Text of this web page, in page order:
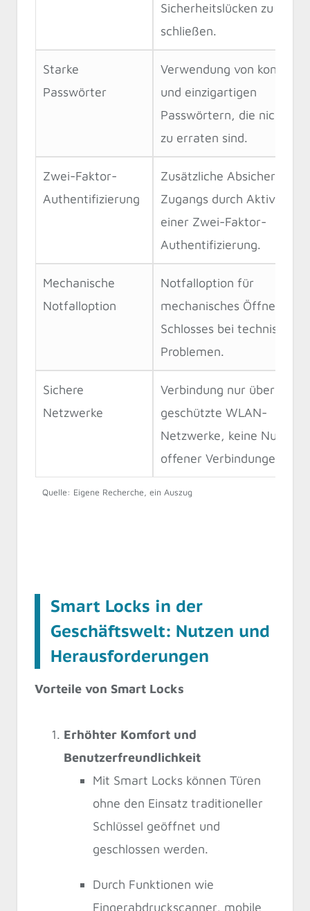
Sicherheitslücken zu
schließen.
Starke
Passwörter
Verwendung von
und einzigartigen
Passwörtern, die nicht
zu erraten sind.
Zwei-Faktor-
Authentifizierung
Zusätzliche Absicherung
Zugangs durch Aktivierung
einer Zwei-Faktor-
Authentifizierung.
Mechanische
Notfalloption
Notfalloption für
mechanisches Öffnen des
Schlosses bei technischen
Problemen.
Sichere
Netzwerke
Verbindung nur über
geschützte WLAN-
Netzwerke, keine Nutzung
offener Verbindungen.
Quelle: Eigene Recherche, ein Auszug
Smart Locks in der
Geschäftswelt: Nutzen und
Herausforderungen
Vorteile von Smart Locks
Erhöhter Komfort und
Benutzerfreundlichkeit
Mit Smart Locks können Türen
ohne den Einsatz traditioneller
Schlüssel geöffnet und
geschlossen werden.
Durch Funktionen wie
Fingerabdruckscanner, mobile